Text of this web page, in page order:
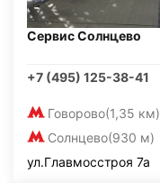
Сервис Солнцево
+7 (495) 125-38-41
Говорово(1,35 км)
Солнцево(930 м)
ул.Главмосстроя 7а